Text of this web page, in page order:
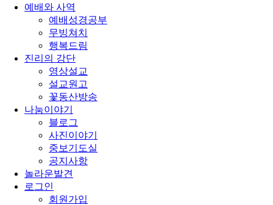
예배와 사역
예배성경공부
무빙쳐치
행복드림
진리의 강단
영상설교
설교원고
꽃동산방송
나눔이야기
블로그
사진이야기
중보기도실
공지사항
놀라운발견
로그인
회원가입